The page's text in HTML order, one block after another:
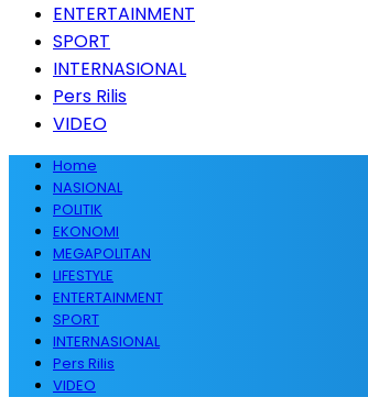
ENTERTAINMENT
SPORT
INTERNASIONAL
Pers Rilis
VIDEO
Home
NASIONAL
POLITIK
EKONOMI
MEGAPOLITAN
LIFESTYLE
ENTERTAINMENT
SPORT
INTERNASIONAL
Pers Rilis
VIDEO